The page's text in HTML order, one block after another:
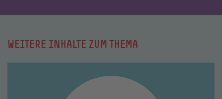
WEITERE INHALTE ZUM THEMA